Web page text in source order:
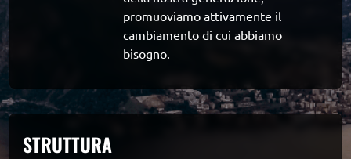
promuoviamo attivamente il
cambiamento di cui abbiamo
bisogno.
STRUTTURA